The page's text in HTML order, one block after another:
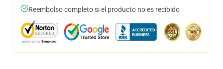
Reembolso completo si el producto no es recibido